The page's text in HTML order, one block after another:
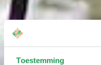
Toestemming